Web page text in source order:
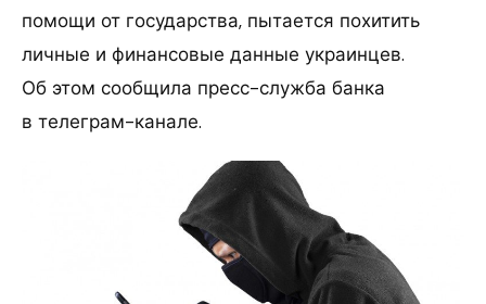
помощи от государства, пытается похитить
личные и финансовые данные украинцев.
Об этом сообщила пресс-служба банка
в телеграм-канале.